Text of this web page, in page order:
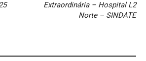
Extraordinária – Hospital L2
Norte – SINDATE